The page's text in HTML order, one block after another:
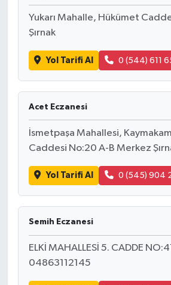
Yukarı Mahalle, Hükümet
Şırnak
Yol Tarifi Al 0 (544) 611
Acet Eczanesi
İsmetpaşa Mahallesi,
Caddesi No:20 A-B Merkez
Yol Tarifi Al 0 (545) 904
Semih Eczanesi
ELKİ MAHALLESİ 5. CADDE
04863112145